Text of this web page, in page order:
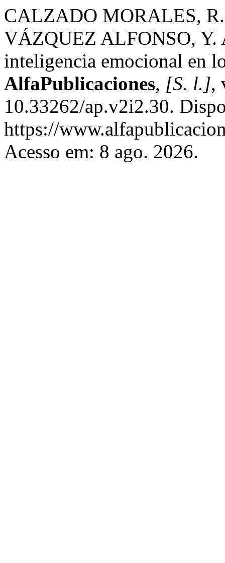
CALZADO MORALES,
VÁZQUEZ ALFONSO, Y.
inteligencia emocional en
AlfaPublicaciones, [S. l.],
10.33262/ap.v2i2.30.
https://
Acesso em: 8 ago. 2026.